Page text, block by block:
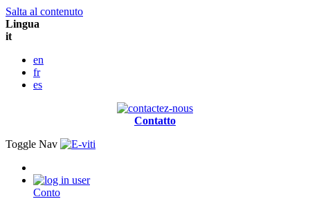
Salta al contenuto
Lingua
it
en
fr
es
Contatto
Toggle Nav
Conto